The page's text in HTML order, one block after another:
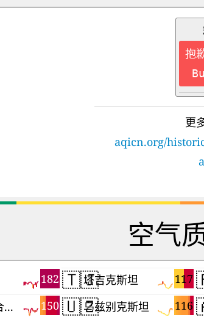
抱
更
aqicn.org/
空气
182
150
阿拉伯联合酋长国
🇹🇯 117
塔吉克斯坦
🇺🇿 116
乌兹别克斯坦